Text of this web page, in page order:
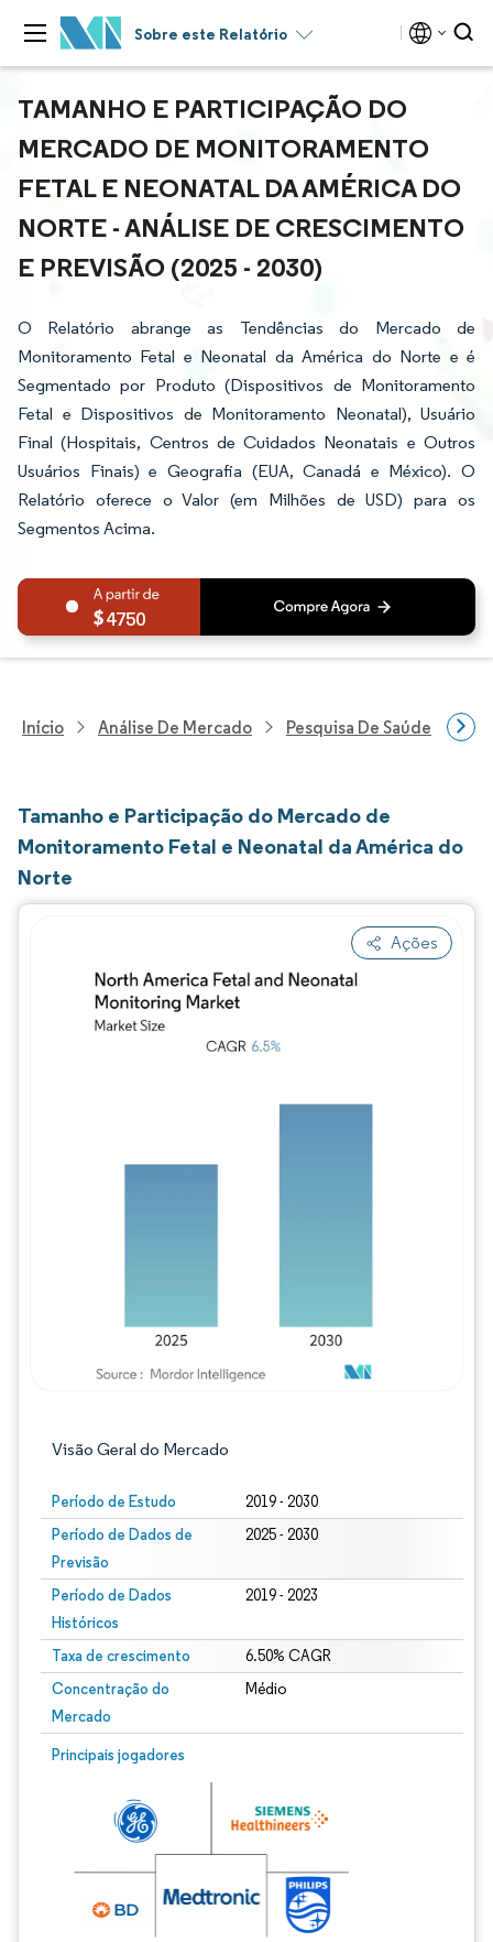
Sobre este Relatório
TAMANHO E PARTICIPAÇÃO DO
MERCADO DE MONITORAMENTO
FETAL E NEONATAL DA AMÉRICA DO
NORTE - ANÁLISE DE CRESCIMENTO
E PREVISÃO (2025 - 2030)
O Relatório abrange as Tendências do Mercado de
Monitoramento Fetal e Neonatal da América do Norte e é
Segmentado por Produto (Dispositivos de Monitoramento
Fetal e Dispositivos de Monitoramento Neonatal), Usuário
Final (Hospitais, Centros de Cuidados Neonatais e Outros
Usuários Finais) e Geografia (EUA, Canadá e México). O
Relatório oferece o Valor (em Milhões de USD) para os
Segmentos Acima.
4750
Início Análise De Mercado Pesquisa De Saúde
Tamanho e Participação do Mercado de
Monitoramento Fetal e Neonatal da América do
Norte
Ações
Visão Geral do Mercado
Período de Estudo 2019 - 2030
Período de Dados de
Previsão
2025 - 2030
Período de Dados
Históricos
2019 - 2023
Taxa de crescimento 6.50% CAGR
Concentração do
Mercado
Médio
Principais jogadores
Imagem © Mordor Intelligence. O reuso requer atribuição conforme CC BY 4.0.